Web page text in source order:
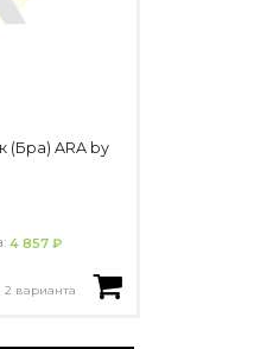
(Бра) ARA by
4 857 ₽
2 варианта